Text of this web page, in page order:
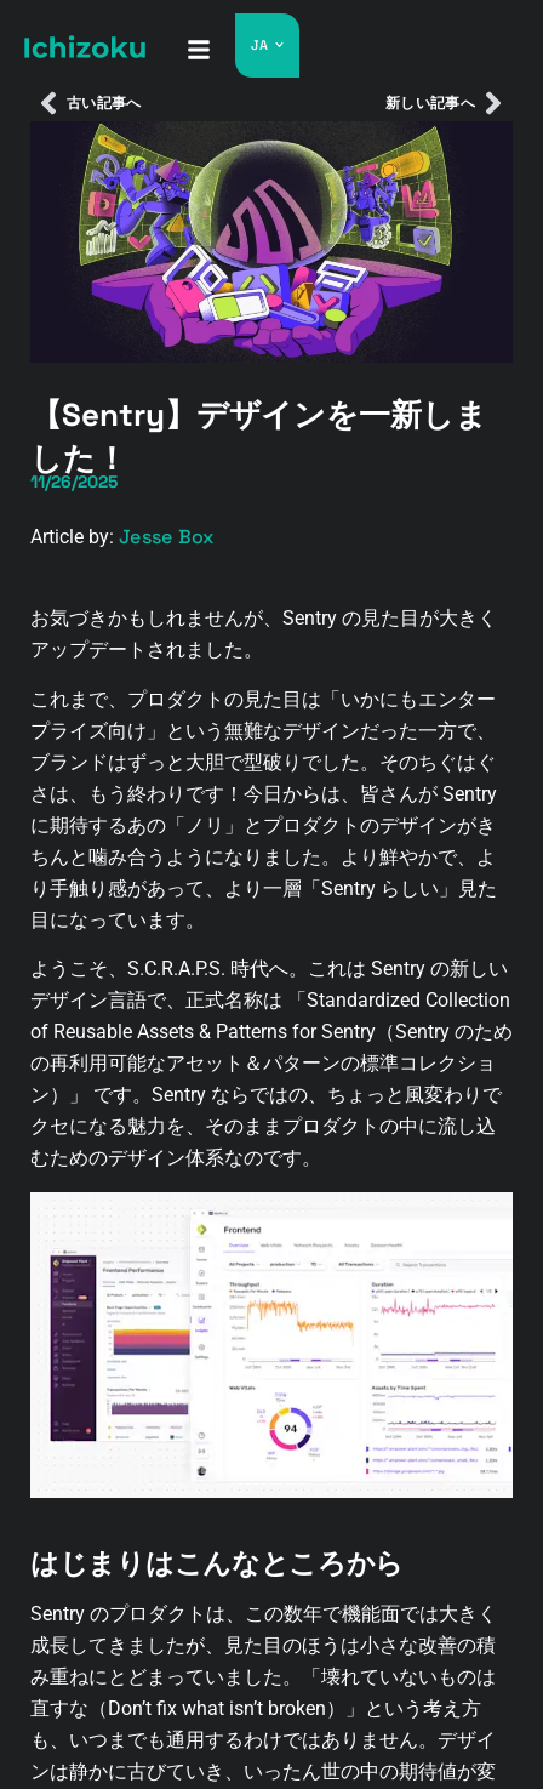
JA
古い記事へ 新しい記事へ
【Sentry】デザインを一新しま
した！
11/26/2025
Article by: Jesse Box
お気づきかもしれませんが、Sentry の見た目が大きく
アップデートされました。
これまで、プロダクトの見た目は「いかにもエンター
プライズ向け」という無難なデザインだった一方で、
ブランドはずっと大胆で型破りでした。そのちぐはぐ
さは、もう終わりです！今日からは、皆さんが Sentry
に期待するあの「ノリ」とプロダクトのデザインがき
ちんと噛み合うようになりました。より鮮やかで、よ
り手触り感があって、より一層「Sentry らしい」見た
目になっています。
ようこそ、S.C.R.A.P.S. 時代へ。これは Sentry の新しい
デザイン言語で、正式名称は 「Standardized Collection
of Reusable Assets & Patterns for Sentry（Sentry のため
の再利用可能なアセット＆パターンの標準コレクショ
ン）」 です。Sentry ならではの、ちょっと風変わりで
クセになる魅力を、そのままプロダクトの中に流し込
むためのデザイン体系なのです。
はじまりはこんなところから
Sentry のプロダクトは、この数年で機能面では大きく
成長してきましたが、見た目のほうは小さな改善の積
み重ねにとどまっていました。「壊れていないものは
直すな（Don’t fix what isn’t broken）」という考え方
も、いつまでも通用するわけではありません。デザイ
ンは静かに古びていき、いったん世の中の期待値が変